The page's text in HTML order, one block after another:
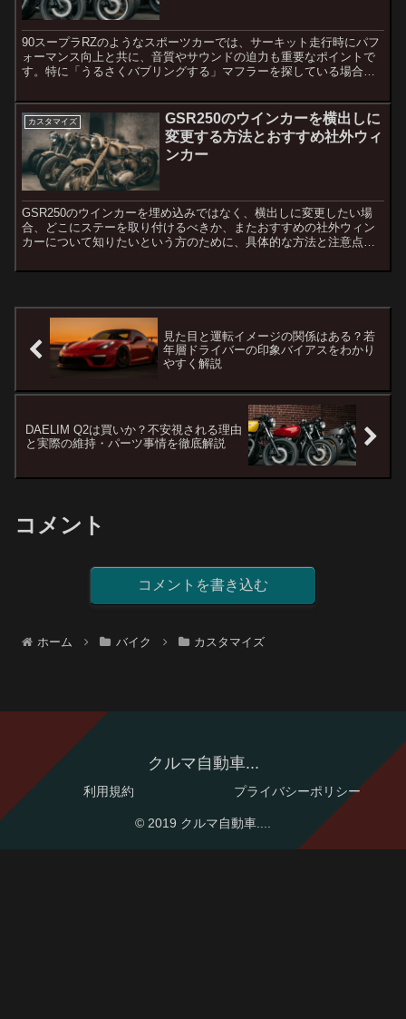
90スープラRZのようなスポーツカーでは、サーキット走行時にパフ
ォーマンス向上と共に、音質やサウンドの迫力も重要なポイントで
す。特に「うるさくバブリングする」マフラーを探している場合、
カスタマイズ
GSR250のウインカーを横出しに
変更する方法とおすすめ社外ウィ
ンカー
GSR250のウインカーを埋め込みではなく、横出しに変更したい場
合、どこにステーを取り付けるべきか、またおすすめの社外ウィン
カーについて知りたいという方のために、具体的な方法と注意点を
見た目と運転イメージの関係はある？若
年層ドライバーの印象バイアスをわかり
やすく解説
DAELIM Q2は買いか？不安視される理由
と実際の維持・パーツ事情を徹底解説
コメント
コメントを書き込む
ホーム バイク カスタマイズ
クルマ自動車...
利用規約 プライバシーポリシー
© 2019 クルマ自動車....